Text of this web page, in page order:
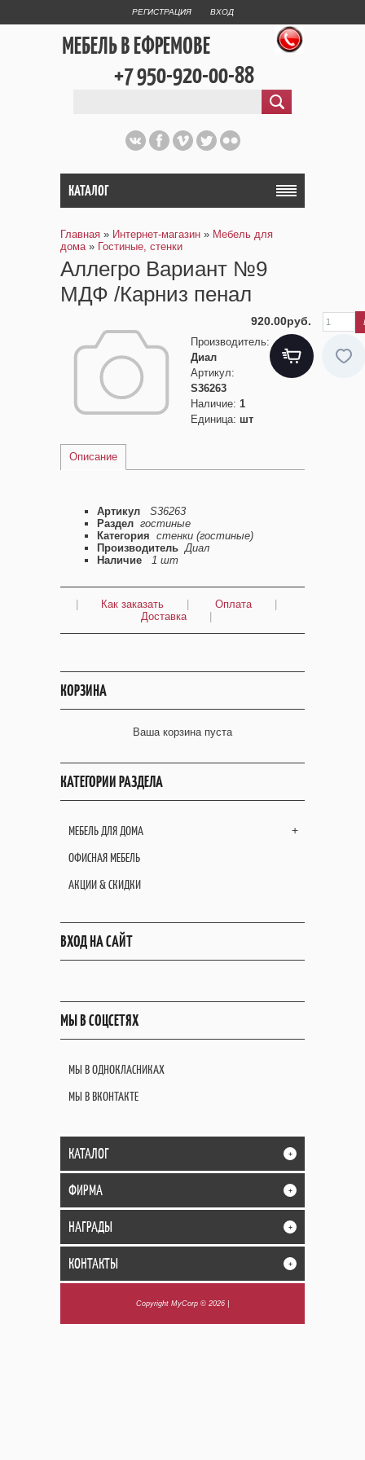
РЕГИСТРАЦИЯ ВХОД
МЕБЕЛЬ В ЕФРЕМОВЕ
+7 950-920-00-88
КАТАЛОГ
Главная » Интернет-магазин » Мебель для
дома » Гостиные, стенки
Аллегро Вариант №9
МДФ /Карниз пенал
920.00руб.
Производитель:
Диал
Артикул:
S36263
Наличие: 1
Единица: шт
Описание
Артикул
S36263
Раздел гостиные
Категория стенки (гостиные)
Производитель Диал
Наличие
1 шт
| Как заказать | Оплата
|
Доставка
|
КОРЗИНА
Ваша корзина пуста
КАТЕГОРИИ РАЗДЕЛА
+
МЕБЕЛЬ ДЛЯ ДОМА
ОФИСНАЯ МЕБЕЛЬ
АКЦИИ & СКИДКИ
ВХОД НА САЙТ
МЫ В СОЦСЕТЯХ
МЫ В ОДНОКЛАСНИКАХ
МЫ В ВКОНТАКТЕ
КАТАЛОГ +
ФИРМА +
НАГРАДЫ +
КОНТАКТЫ +
Copyright MyCorp © 2026